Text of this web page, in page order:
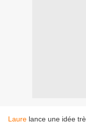
Laure lance une idée